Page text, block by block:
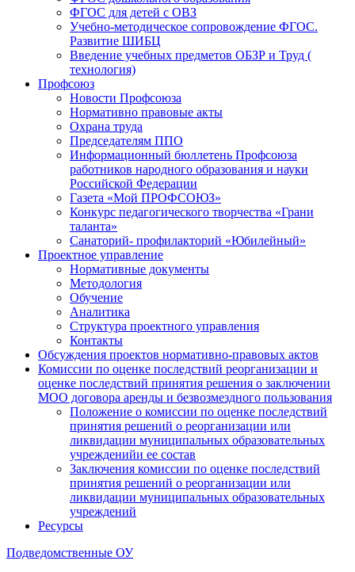
ФГОС для детей с ОВЗ
Учебно-методическое сопровождение ФГОС.
Развитие ШИБЦ
Введение учебных предметов ОБЗР и Труд (
технология)
Профсоюз
Новости Профсоюза
Нормативно правовые акты
Охрана труда
Председателям ППО
Информационный бюллетень Профсоюза
работников народного образования и науки
Российской Федерации
Газета «Мой ПРОФСОЮЗ»
Конкурс педагогического творчества «Грани
таланта»
Санаторий- профилакторий «Юбилейный»
Проектное управление
Нормативные документы
Методология
Обучение
Аналитика
Структура проектного управления
Контакты
Обсуждения проектов нормативно-правовых актов
Комиссии по оценке последствий реорганизации и
оценке последствий принятия решения о заключении
МОО договора аренды и безвозмездного пользования
Положение о комиссии по оценке последствий
принятия решений о реорганизации или
ликвидации муниципальных образовательных
учрежденийи ее состав
Заключения комиссии по оценке последствий
принятия решений о реорганизации или
ликвидации муниципальных образовательных
учреждений
Ресурсы
Подведомственные ОУ